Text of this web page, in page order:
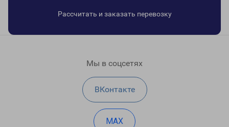
Рассчитать и заказать перевозку
Мы в соцсетях
ВКонтакте
MAX